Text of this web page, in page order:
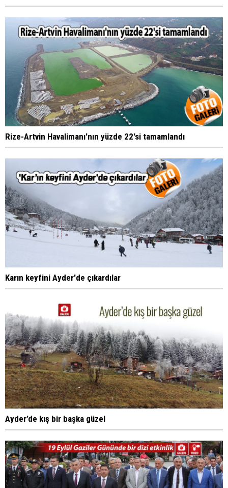
Rize-Artvin Havalimanı'nın yüzde 22'si tamamlandı
Karın keyfini Ayder'de çıkardılar
Ayder’de kış bir başka güzel